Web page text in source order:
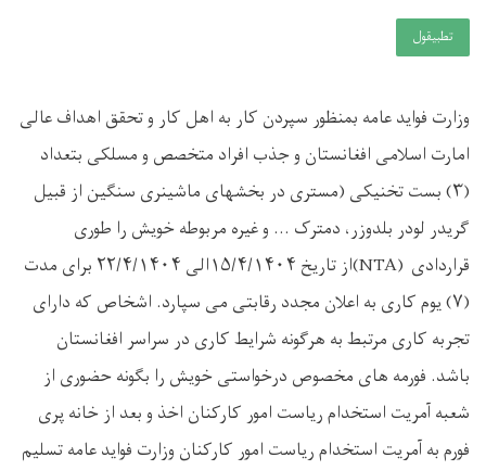
تطبيقول
وزارت فواید عامه بمنظور سپردن کار به اهل کار و تحقق اهداف عالی
امارت اسلامی افغانستان و جذب افراد متخصص و مسلکی بتعداد
(۳) بست تخنیکی (مستری در بخشهای ماشینری سنگین از قبیل
گریدر لودر بلدوزر، دمترک ... و غیره مربوطه خویش را طوری
قراردادی (NTA)از تاریخ ۱۵/۴/۱۴۰۴الی ۲۲/۴/۱۴۰۴ برای مدت
(۷) یوم کاری به اعلان مجدد رقابتی می سپارد. اشخاص که دارای
تجربه کاری مرتبط به هرگونه شرایط کاری در سراسر افغانستان
باشد. فورمه های مخصوص درخواستی خویش را بگونه حضوری از
شعبه آمریت استخدام ریاست امور کارکنان اخذ و بعد از خانه پری
فورم به آمریت استخدام ریاست امور کارکنان وزارت فواید عامه تسلیم